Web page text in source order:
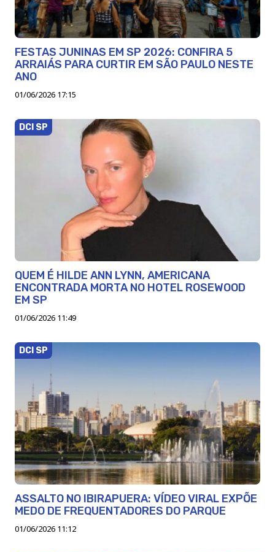
FESTAS JUNINAS EM SP 2026: CONFIRA 5
ARRAIÁS PARA CURTIR EM SÃO PAULO NESTE
ANO
01/06/2026 17:15
DCI SP
QUEM É HILDE ANN LYNN, AMERICANA
ENCONTRADA MORTA NO HOTEL ROSEWOOD
EM SP
01/06/2026 11:49
DCI SP
ASSALTO NO IBIRAPUERA: VÍDEO VIRAL EXPÕE
MEDO DE FREQUENTADORES DO PARQUE
01/06/2026 11:12